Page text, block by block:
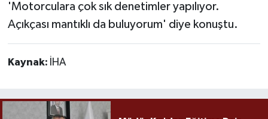
'Motorculara çok sık denetimler yapılıyor.
Açıkçası mantıklı da buluyorum' diye konuştu.
Kaynak: İHA